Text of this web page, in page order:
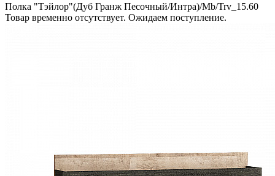
Полка "Тэйлор"(Дуб Гранж Песочный/Интра)/Mb/Trv_15.60
Товар временно отсутствует. Ожидаем поступление.